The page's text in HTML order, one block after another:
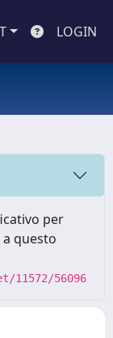
LOGIN
per
questo
56096